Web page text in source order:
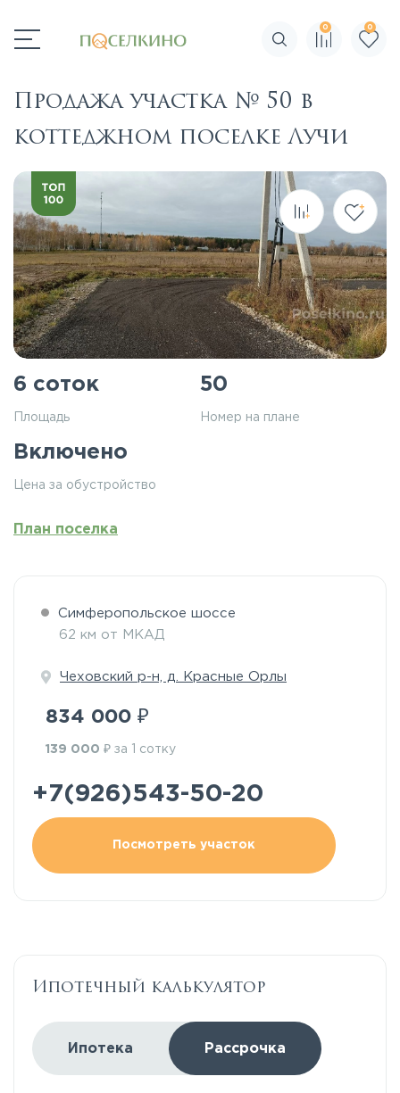
Поиск по сайту
0 0
Продажа участка № 50 в
коттеджном поселке Лучи
6 соток
Площадь
50
Номер на плане
Включено
Цена за обустройство
План поселка
Симферопольское шоссе
62 км от МКАД
Чеховский р-н, д. Красные Орлы
834 000 ₽
139 000 ₽ за 1 сотку
+7(926)543-50-20
Посмотреть участок
Ипотечный калькулятор
Ипотека Рассрочка